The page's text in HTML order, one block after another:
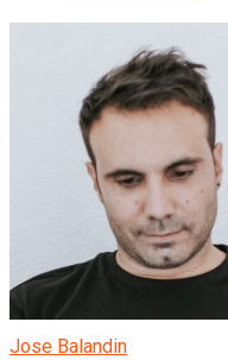
Jose Balandin